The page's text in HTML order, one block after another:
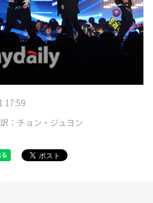
17:59
：チョン・ジュヨン